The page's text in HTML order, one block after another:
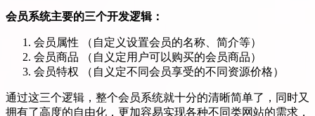
会员系统主要的三个开发逻辑：
会员属性 （自定义设置会员的名称、简介等）
会员商品 （自义定用户可以购买的会员商品）
会员特权 （自义定不同会员享受的不同资源价格）
通过这三个逻辑，整个会员系统就十分的清晰简单了，同时又
拥有了高度的自由化，更加容易实现各种不同类网站的需求，